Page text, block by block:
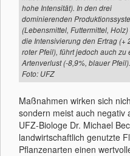
hohe Intensität). In den drei
dominierenden
(Lebensmittel, Futtermittel,
die Intensivierung den Ertrag (+
roter Pfeil), führt jedoch auch zu
Artenverlust (-8,9%, blauer Pfeil).
Foto: UFZ
Maßnahmen wirken sich
sondern meist auch negativ
UFZ-Biologe Dr. Michael
landwirtschaftlich genutzte
Pflanzenarten einen